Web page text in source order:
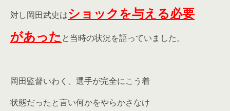
対し岡田武史はショックを与える必要
があった と当時の状況を語っていました。
岡田監督いわく、選手が完全にこう着
状態だったと言い何かをやらかさなけ